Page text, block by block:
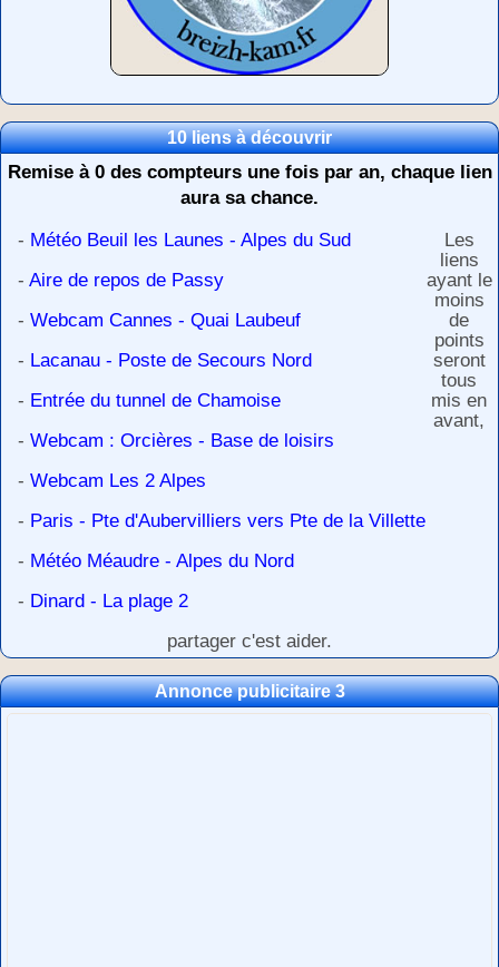
10 liens à découvrir
Remise à 0 des compteurs une fois par an, chaque lien
aura sa chance.
- Météo Beuil les Launes - Alpes du Sud
- Aire de repos de Passy
- Webcam Cannes - Quai Laubeuf
- Lacanau - Poste de Secours Nord
- Entrée du tunnel de Chamoise
- Webcam : Orcières - Base de loisirs
- Webcam Les 2 Alpes
- Paris - Pte d'Aubervilliers vers Pte de la Villette
- Météo Méaudre - Alpes du Nord
- Dinard - La plage 2
Les
liens
ayant le
moins
de
points
seront
tous
mis en
avant,
partager c'est aider.
Annonce publicitaire 3